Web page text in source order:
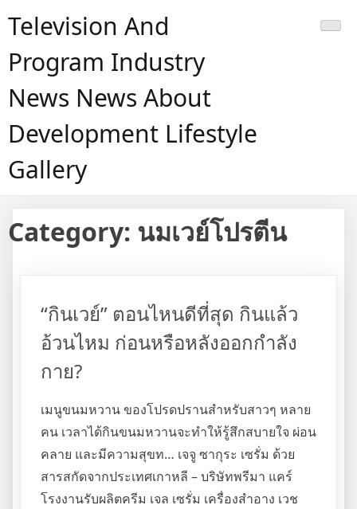
Television And
Program Industry
News News About
Development Lifestyle
Gallery
Category: นมเวย์โปรตีน
“กินเวย์” ตอนไหนดีที่สุด กินแล้ว
อ้วนไหม ก่อนหรือหลังออกกำลัง
กาย?
เมนูขนมหวาน ของโปรดปรานสำหรับสาวๆ หลาย
คน เวลาได้กินขนมหวานจะทำให้รู้สึกสบายใจ ผ่อน
คลาย และมีความสุขท… เจจู ซากุระ เซรั่ม ด้วย
สารสกัดจากประเทศเกาหลี – บริษัทพรีมา แคร์
โรงงานรับผลิตครีม เจล เซรั่ม เครื่องสำอาง เวช